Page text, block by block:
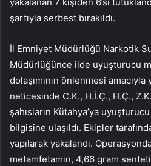
şartıyla serbest bırakıldı.
İl Emniyet Müdürlüğü Narkotik
Müdürlüğünce ilde uyuşturucu
dolaşımının önlenmesi amacıyla
neticesinde C.K., H.İ.Ç., H.Ç.,
şahısların Kütahya’ya
bilgisine ulaşıldı. Ekipler
yapılarak yakalandı.
metamfetamin, 4,66 gram